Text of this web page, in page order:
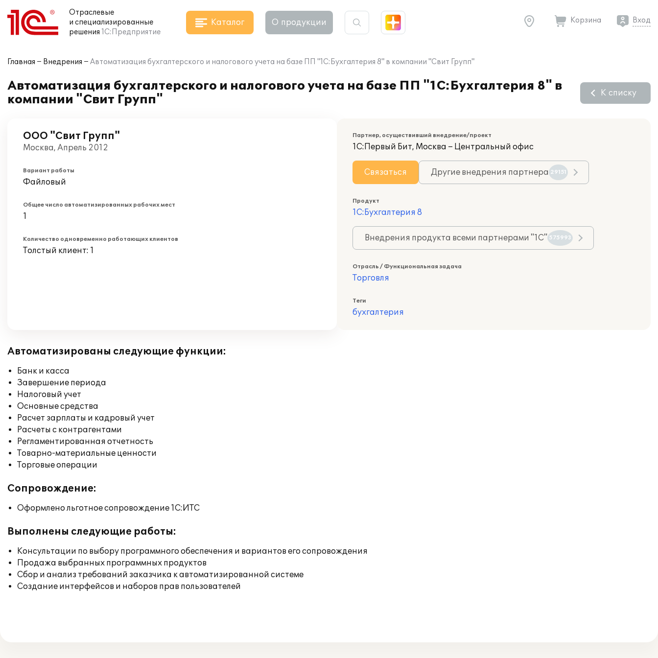
Отраслевые
и специализированные
решения 1С:Предприятие
Каталог О продукции Корзина Вход
Главная Внедрения Автоматизация бухгалтерского и налогового учета на базе ПП "1С:Бухгалтерия 8" в компании "Свит Групп"
Автоматизация бухгалтерского и налогового учета на базе ПП "1С:Бухгалтерия 8" в
компании "Свит Групп"
К списку
ООО "Свит Групп"
Москва, Апрель 2012
Вариант работы
Файловый
Общее число автоматизированных рабочих мест
1
Количество одновременно работающих клиентов
Толстый клиент: 1
Партнер, осуществивший внедрение/проект
1С:Первый Бит, Москва – Центральный офис
Связаться Другие внедрения партнера 29151
Продукт
1С:Бухгалтерия 8
Внедрения продукта всеми партнерами "1С" 575993
Отрасль / Функциональная задача
Торговля
Теги
бухгалтерия
Автоматизированы следующие функции:
Банк и касса
Завершение периода
Налоговый учет
Основные средства
Расчет зарплаты и кадровый учет
Расчеты с контрагентами
Регламентированная отчетность
Товарно-материальные ценности
Торговые операции
Сопровождение:
Оформлено льготное сопровождение 1С:ИТС
Выполнены следующие работы:
Консультации по выбору программного обеспечения и вариантов его сопровождения
Продажа выбранных программных продуктов
Сбор и анализ требований заказчика к автоматизированной системе
Создание интерфейсов и наборов прав пользователей